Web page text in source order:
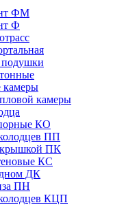
ФМ
Ф
камеры
камеры
КО
ПП
крышкой ПК
КС
ДК
ПН
КЦП